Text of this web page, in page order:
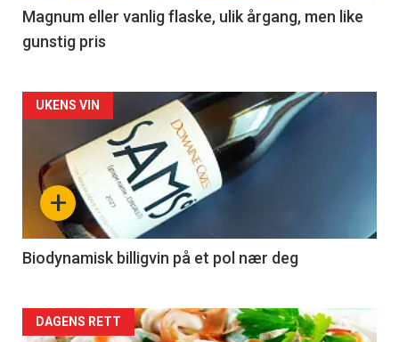
3
Magnum eller vanlig flaske, ulik årgang, men like
gunstig pris
Forsiden
akkurat
nå
4
+
UKENS VIN
Biodynamisk billigvin på et pol nær deg
Forsiden
DAGENS RETT